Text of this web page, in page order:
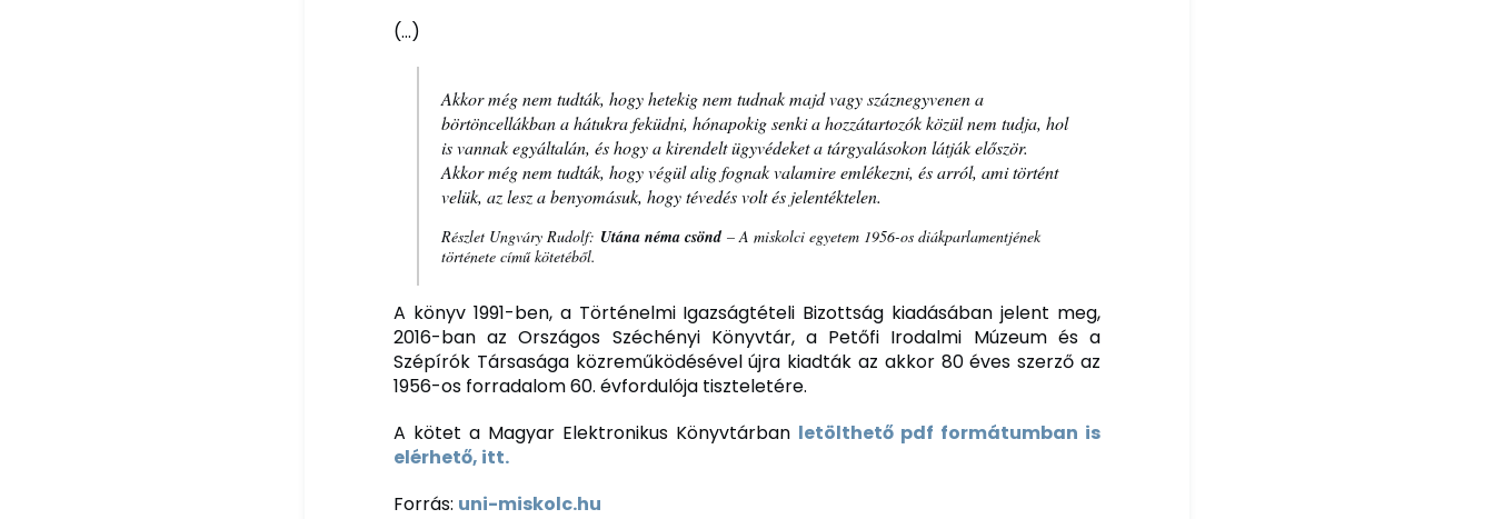
(…)
Akkor még nem tudták, hogy hetekig nem tudnak majd vagy száznegyvenen a
börtöncellákban a hátukra feküdni, hónapokig senki a hozzátartozók közül nem tudja, hol
is vannak egyáltalán, és hogy a kirendelt ügyvédeket a tárgyalásokon látják először.
Akkor még nem tudták, hogy végül alig fognak valamire emlékezni, és arról, ami történt
velük, az lesz a benyomásuk, hogy tévedés volt és jelentéktelen.
Részlet Ungváry Rudolf: Utána néma csönd – A miskolci egyetem 1956-os diákparlamentjének
története című kötetéből.
A könyv 1991-ben, a Történelmi Igazságtételi Bizottság kiadásában jelent meg,
2016-ban az Országos Széchényi Könyvtár, a Petőfi Irodalmi Múzeum és a
Szépírók Társasága közreműködésével újra kiadták az akkor 80 éves szerző az
1956-os forradalom 60. évfordulója tiszteletére.
A kötet a Magyar Elektronikus Könyvtárban letölthető pdf formátumban is
elérhető, itt.
Forrás: uni-miskolc.hu